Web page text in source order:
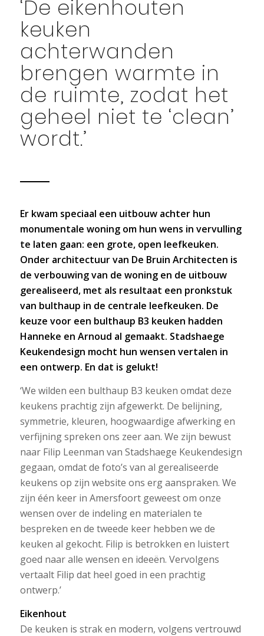
‘De eikenhouten
keuken
achterwanden
brengen warmte in
de ruimte, zodat het
geheel niet te ‘clean’
wordt.’
Er kwam speciaal een uitbouw achter hun
monumentale woning om hun wens in vervulling
te laten gaan: een grote, open leefkeuken.
Onder architectuur van De Bruin Architecten is
de verbouwing van de woning en de uitbouw
gerealiseerd, met als resultaat een pronkstuk
van bulthaup in de centrale leefkeuken. De
keuze voor een bulthaup B3 keuken hadden
Hanneke en Arnoud al gemaakt. Stadshaege
Keukendesign mocht hun wensen vertalen in
een ontwerp. En dat is gelukt!
‘We wilden een bulthaup B3 keuken omdat deze
keukens prachtig zijn afgewerkt. De belijning,
symmetrie, kleuren, hoogwaardige afwerking en
verfijning spreken ons zeer aan. We zijn bewust
naar Filip Leenman van Stadshaege Keukendesign
gegaan, omdat de foto’s van al gerealiseerde
keukens op zijn website ons erg aanspraken. We
zijn één keer in Amersfoort geweest om onze
wensen over de indeling en materialen te
bespreken en de tweede keer hebben we de
keuken al gekocht. Filip is betrokken en luistert
goed naar alle wensen en ideeën. Vervolgens
vertaalt Filip dat heel goed in een prachtig
ontwerp.’
Eikenhout
De keuken is strak en modern, volgens vertrouwd